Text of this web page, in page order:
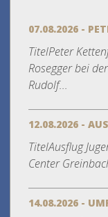
07.08.2026 -
TitelPeter
Rosegger bei
Rudolf...
12.08.2026 -
TitelAusflug
Center
14.08.2026 -